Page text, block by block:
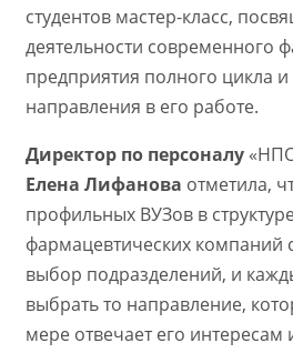
студентов мастер-класс,
деятельности современного
предприятия полного цикла
направления в его работе.
Директор по персоналу
Елена Лифанова отметила,
профильных ВУЗов в
фармацевтических компаний
выбор подразделений, и
выбрать то направление,
мере отвечает его